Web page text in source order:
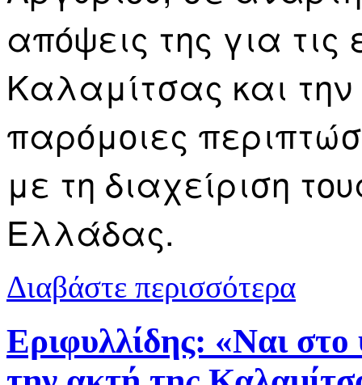
απόψεις της για τις
Καλαμίτσας και
παρόμοιες
με τη διαχείριση
Ελλάδας.
Διαβάστε περισσότερα
Εριφυλλίδης: «Ναι